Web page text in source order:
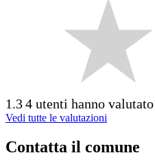
1.34 utenti hanno
Vedi tutte le valutazioni
Contatta il comune